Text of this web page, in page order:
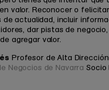
valor. Reconocer o
actualidad, incluir
dar pistas de
agregar valor.
Profesor de Alta
Negocios de Navarra Socio